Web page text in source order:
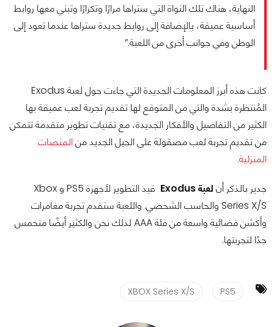
النهاية، هناك تلك النواة التي ستراها مرارًا وتكرارًا وتبني معها روابط
أساسية عميقة، بالإضافة إلى روابط جديدة ستراها عندما تعود إلى
الوطن وفي جوانب أخرى من اللعبة.”
كانت هذه أبرز المعلومات الجديدة التي جاءت حول لعبة Exodus
المُنتظرة بشدة والتي من المتوقع لها تقديم تجربة لعب عميقة بها
الكثير من التفاصيل والأفكار الجديدة، مع تقنيات تطوير متقدمة تتمكن
من تقديم تجربة لعب مصقولة على الجيل الجديد منالمنصات
المنزلية.
جدير بالذكر أن لعبة Exodus
قيد التطوير لأجهزة PS5 و Xbox
Series X/S والحاسب الشخصي. واللعبة ستقدم تجربة مغامرات
وأكشن فضائية واسعة من فئة AAA لذلك نحن والكثير أيضًا متحمس
جدًا لتجربتها.
PS5
XBOX Series X/S